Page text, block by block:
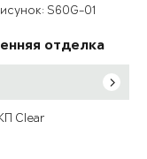
S60G-01
отделка
Clear